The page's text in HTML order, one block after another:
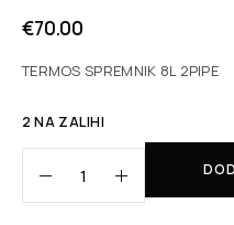
€70.00
TERMOS SPREMNIK 8L 2PIPE
2 NA ZALIHI